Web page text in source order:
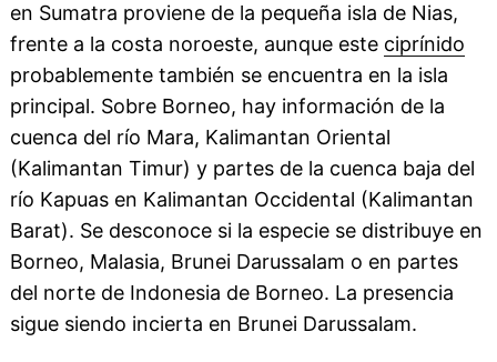
en Sumatra proviene de la pequeña isla de Nias,
frente a la costa noroeste, aunque este ciprínido
probablemente también se encuentra en la isla
principal. Sobre Borneo, hay información de la
cuenca del río Mara, Kalimantan Oriental
(Kalimantan Timur) y partes de la cuenca baja del
río Kapuas en Kalimantan Occidental (Kalimantan
Barat). Se desconoce si la especie se distribuye en
Borneo, Malasia, Brunei Darussalam o en partes
del norte de Indonesia de Borneo. La presencia
sigue siendo incierta en Brunei Darussalam.